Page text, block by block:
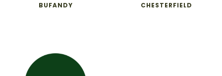
BUFANDY CHESTERFIELD